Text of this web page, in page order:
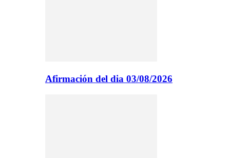
Afirmación del dia 03/08/2026